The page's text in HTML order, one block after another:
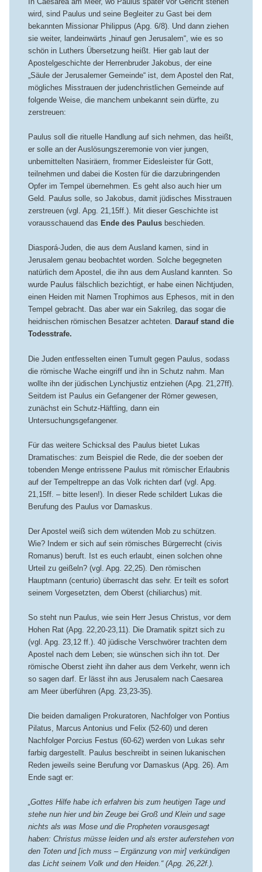
wird, sind Paulus und seine Begleiter zu Gast bei dem
bekannten Missionar Philippus (Apg. 6/8). Und dann ziehen
sie weiter, landeinwärts „hinauf gen Jerusalem“, wie es so
schön in Luthers Übersetzung heißt. Hier gab laut der
Apostelgeschichte der Herrenbruder Jakobus, der eine
„Säule der Jerusalemer Gemeinde“ ist, dem Apostel den Rat,
mögliches Misstrauen der judenchristlichen Gemeinde auf
folgende Weise, die manchem unbekannt sein dürfte, zu
zerstreuen:
Paulus soll die rituelle Handlung auf sich nehmen, das heißt,
er solle an der Auslösungszeremonie von vier jungen,
unbemittelten Nasiräern, frommer Eidesleister für Gott,
teilnehmen und dabei die Kosten für die darzubringenden
Opfer im Tempel übernehmen. Es geht also auch hier um
Geld. Paulus solle, so Jakobus, damit jüdisches Misstrauen
zerstreuen (vgl. Apg. 21,15ff.). Mit dieser Geschichte ist
vorausschauend das Ende des Paulus beschieden.
Diasporá-Juden, die aus dem Ausland kamen, sind in
Jerusalem genau beobachtet worden. Solche begegneten
natürlich dem Apostel, die ihn aus dem Ausland kannten. So
wurde Paulus fälschlich bezichtigt, er habe einen Nichtjuden,
einen Heiden mit Namen Trophimos aus Ephesos, mit in den
Tempel gebracht. Das aber war ein Sakrileg, das sogar die
heidnischen römischen Besatzer achteten. Darauf stand die
Todesstrafe.
Die Juden entfesselten einen Tumult gegen Paulus, sodass
die römische Wache eingriff und ihn in Schutz nahm. Man
wollte ihn der jüdischen Lynchjustiz entziehen (Apg. 21,27ff).
Seitdem ist Paulus ein Gefangener der Römer gewesen,
zunächst ein Schutz-Häftling, dann ein
Untersuchungsgefangener.
Für das weitere Schicksal des Paulus bietet Lukas
Dramatisches: zum Beispiel die Rede, die der soeben der
tobenden Menge entrissene Paulus mit römischer Erlaubnis
auf der Tempeltreppe an das Volk richten darf (vgl. Apg.
21,15ff. – bitte lesen!). In dieser Rede schildert Lukas die
Berufung des Paulus vor Damaskus.
Der Apostel weiß sich dem wütenden Mob zu schützen.
Wie? Indem er sich auf sein römisches Bürgerrecht (civis
Romanus) beruft. Ist es euch erlaubt, einen solchen ohne
Urteil zu geißeln? (vgl. Apg. 22,25). Den römischen
Hauptmann (centurio) überrascht das sehr. Er teilt es sofort
seinem Vorgesetzten, dem Oberst (chiliarchus) mit.
So steht nun Paulus, wie sein Herr Jesus Christus, vor dem
Hohen Rat (Apg. 22,20-23,11). Die Dramatik spitzt sich zu
(vgl. Apg. 23,12 ff.). 40 jüdische Verschwörer trachten dem
Apostel nach dem Leben; sie wünschen sich ihn tot. Der
römische Oberst zieht ihn daher aus dem Verkehr, wenn ich
so sagen darf. Er lässt ihn aus Jerusalem nach Caesarea
am Meer überführen (Apg. 23,23-35).
Die beiden damaligen Prokuratoren, Nachfolger von Pontius
Pilatus, Marcus Antonius und Felix (52-60) und deren
Nachfolger Porcius Festus (60-62) werden von Lukas sehr
farbig dargestellt. Paulus beschreibt in seinen lukanischen
Reden jeweils seine Berufung vor Damaskus (Apg. 26). Am
Ende sagt er:
„Gottes Hilfe habe ich erfahren bis zum heutigen Tage und
stehe nun hier und bin Zeuge bei Groß und Klein und sage
nichts als was Mose und die Propheten vorausgesagt
haben: Christus müsse leiden und als erster auferstehen von
den Toten und [ich muss – Ergänzung von mir] verkündigen
das Licht seinem Volk und den Heiden.“ (Apg. 26,22f.).